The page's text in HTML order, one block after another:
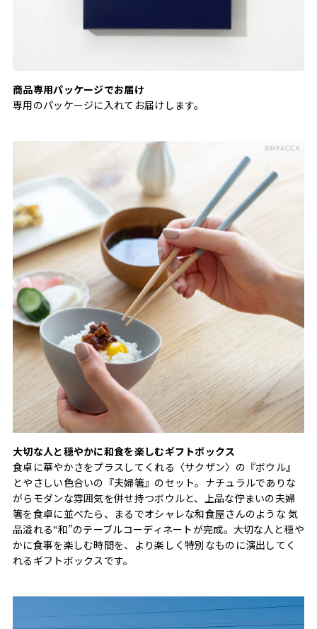
商品専用パッケージでお届け
専用のパッケージに入れてお届けします。
大切な人と穏やかに和食を楽しむギフトボックス
食卓に華やかさをプラスしてくれる〈サクザン〉の『ボウル』
とやさしい色合いの『夫婦箸』のセット。ナチュラルでありな
がらモダンな雰囲気を併せ持つボウルと、上品な佇まいの夫婦
箸を食卓に並べたら、まるでオシャレな和食屋さんのような 気
品溢れる‟和”のテーブルコーディネートが完成。大切な人と穏や
かに食事を楽しむ時間を、より楽しく特別なものに演出してく
れるギフトボックスです。